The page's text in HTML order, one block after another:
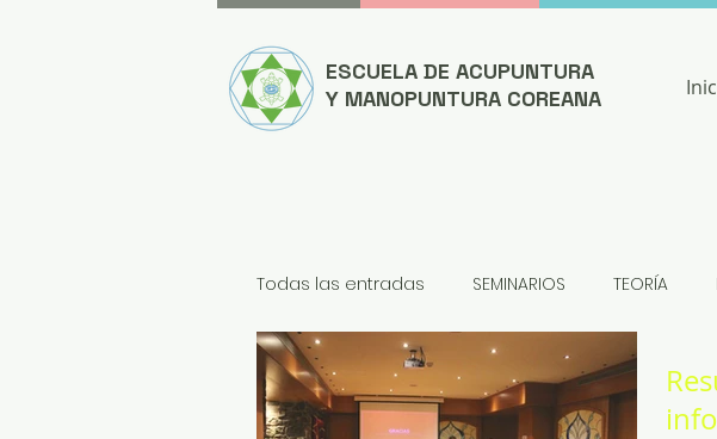
ESCUELA DE ACUPUNTURA
Y MANOPUNTURA COREANA
Todas las entradas SEMINARIOS TEORÍA
NOTICIAS